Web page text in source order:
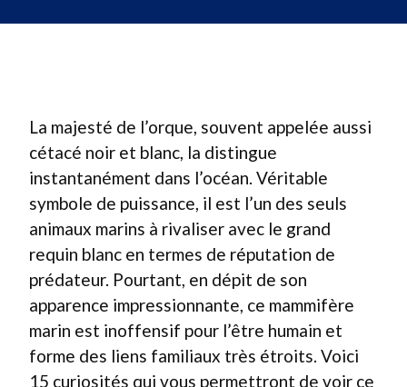
La majesté de l’orque, souvent appelée aussi
cétacé noir et blanc, la distingue
instantanément dans l’océan. Véritable
symbole de puissance, il est l’un des seuls
animaux marins à rivaliser avec le grand
requin blanc en termes de réputation de
prédateur. Pourtant, en dépit de son
apparence impressionnante, ce mammifère
marin est inoffensif pour l’être humain et
forme des liens familiaux très étroits. Voici
15 curiosités qui vous permettront de voir ce